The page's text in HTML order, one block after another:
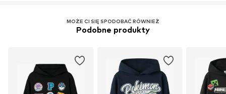
MOŻE CI SIĘ SPODOBAĆ RÓWNIEŻ
Podobne produkty